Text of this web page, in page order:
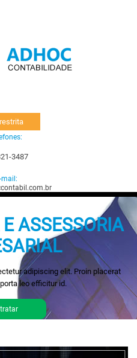
3487
mail:
ASSESSORIA
adipiscing elit. Proin placerat
leo efficitur id.